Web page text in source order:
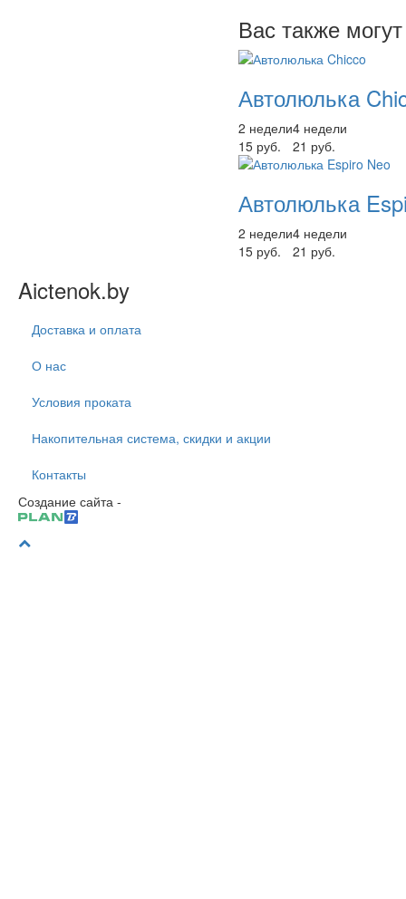
Вас также
Автолюлька
2 недели4 недели
15 руб.
21 руб.
Автолюлька
2 недели4 недели
15 руб.
21 руб.
Aictenok.by
Доставка и оплата
О нас
Условия проката
Накопительная система, скидки и акции
Контакты
Создание сайта -